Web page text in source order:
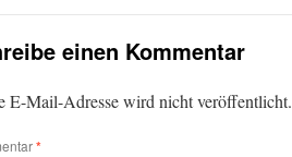
einen Kommentar
E-Mail-Adresse wird nicht veröffentlicht.
*